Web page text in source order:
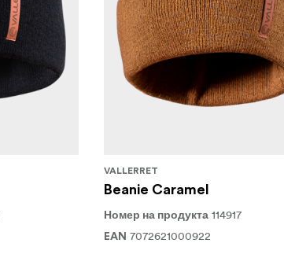
VALLERRET
Beanie Caramel
Номер на продукта 114917
EAN 7072621000922